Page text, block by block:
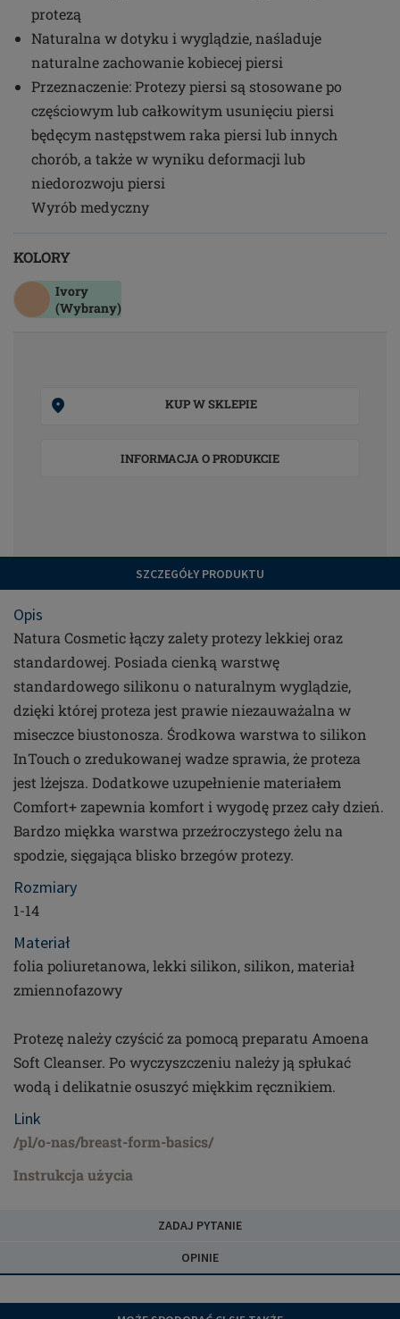
protezą
Naturalna w dotyku i wyglądzie, naśladuje
naturalne zachowanie kobiecej piersi
Przeznaczenie: Protezy piersi są stosowane po
częściowym lub całkowitym usunięciu piersi
będęcym następstwem raka piersi lub innych
chorób, a także w wyniku deformacji lub
niedorozwoju piersi
Wyrób medyczny
KOLORY
Ivory
(Wybrany)
KUP W SKLEPIE
INFORMACJA O PRODUKCIE
SZCZEGÓŁY PRODUKTU
Opis
Natura Cosmetic łączy zalety protezy lekkiej oraz
standardowej. Posiada cienką warstwę
standardowego silikonu o naturalnym wyglądzie,
dzięki której proteza jest prawie niezauważalna w
miseczce biustonosza. Środkowa warstwa to silikon
InTouch o zredukowanej wadze sprawia, że proteza
jest lżejsza. Dodatkowe uzupełnienie materiałem
Comfort+ zapewnia komfort i wygodę przez cały dzień.
Bardzo miękka warstwa przeźroczystego żelu na
spodzie, sięgająca blisko brzegów protezy.
Rozmiary
1-14
Materiał
folia poliuretanowa, lekki silikon, silikon, materiał
zmiennofazowy
Protezę należy czyścić za pomocą preparatu Amoena
Soft Cleanser. Po wyczyszczeniu należy ją spłukać
wodą i delikatnie osuszyć miękkim ręcznikiem.
Link
/pl/o-nas/breast-form-basics/
Instrukcja użycia
ZADAJ PYTANIE
OPINIE